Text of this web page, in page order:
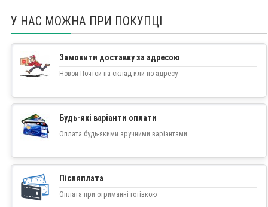
У НАС МОЖНА ПРИ ПОКУПЦІ
Замовити доставку за адресою
Новой Почтой на склад или по адресу
Будь-які варіанти оплати
Оплата будь-якими зручними варіантами
Післяплата
Оплата при отриманні готівкою